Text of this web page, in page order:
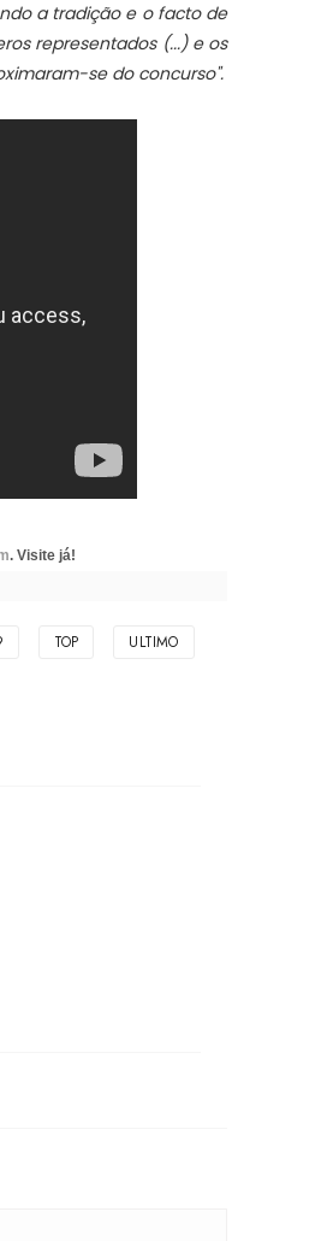
a tradição e o facto de
representados (...) e os
se do concurso".
. Visite já!
TOP ULTIMO